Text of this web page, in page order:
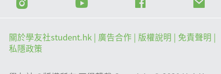
關於學友社student.hk | 廣告合作 | 版權說明
| 免責聲明 |
私隱政策